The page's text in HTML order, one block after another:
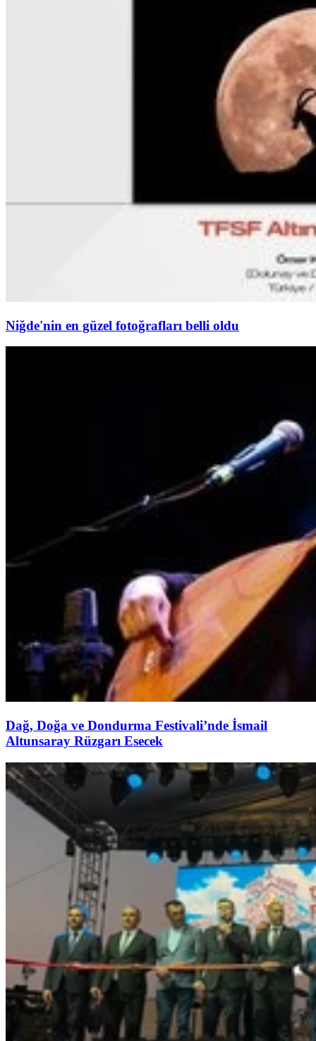
Niğde'nin en güzel fotoğrafları belli oldu
Dağ, Doğa ve Dondurma Festivali’nde İsmail
Altunsaray Rüzgarı Esecek